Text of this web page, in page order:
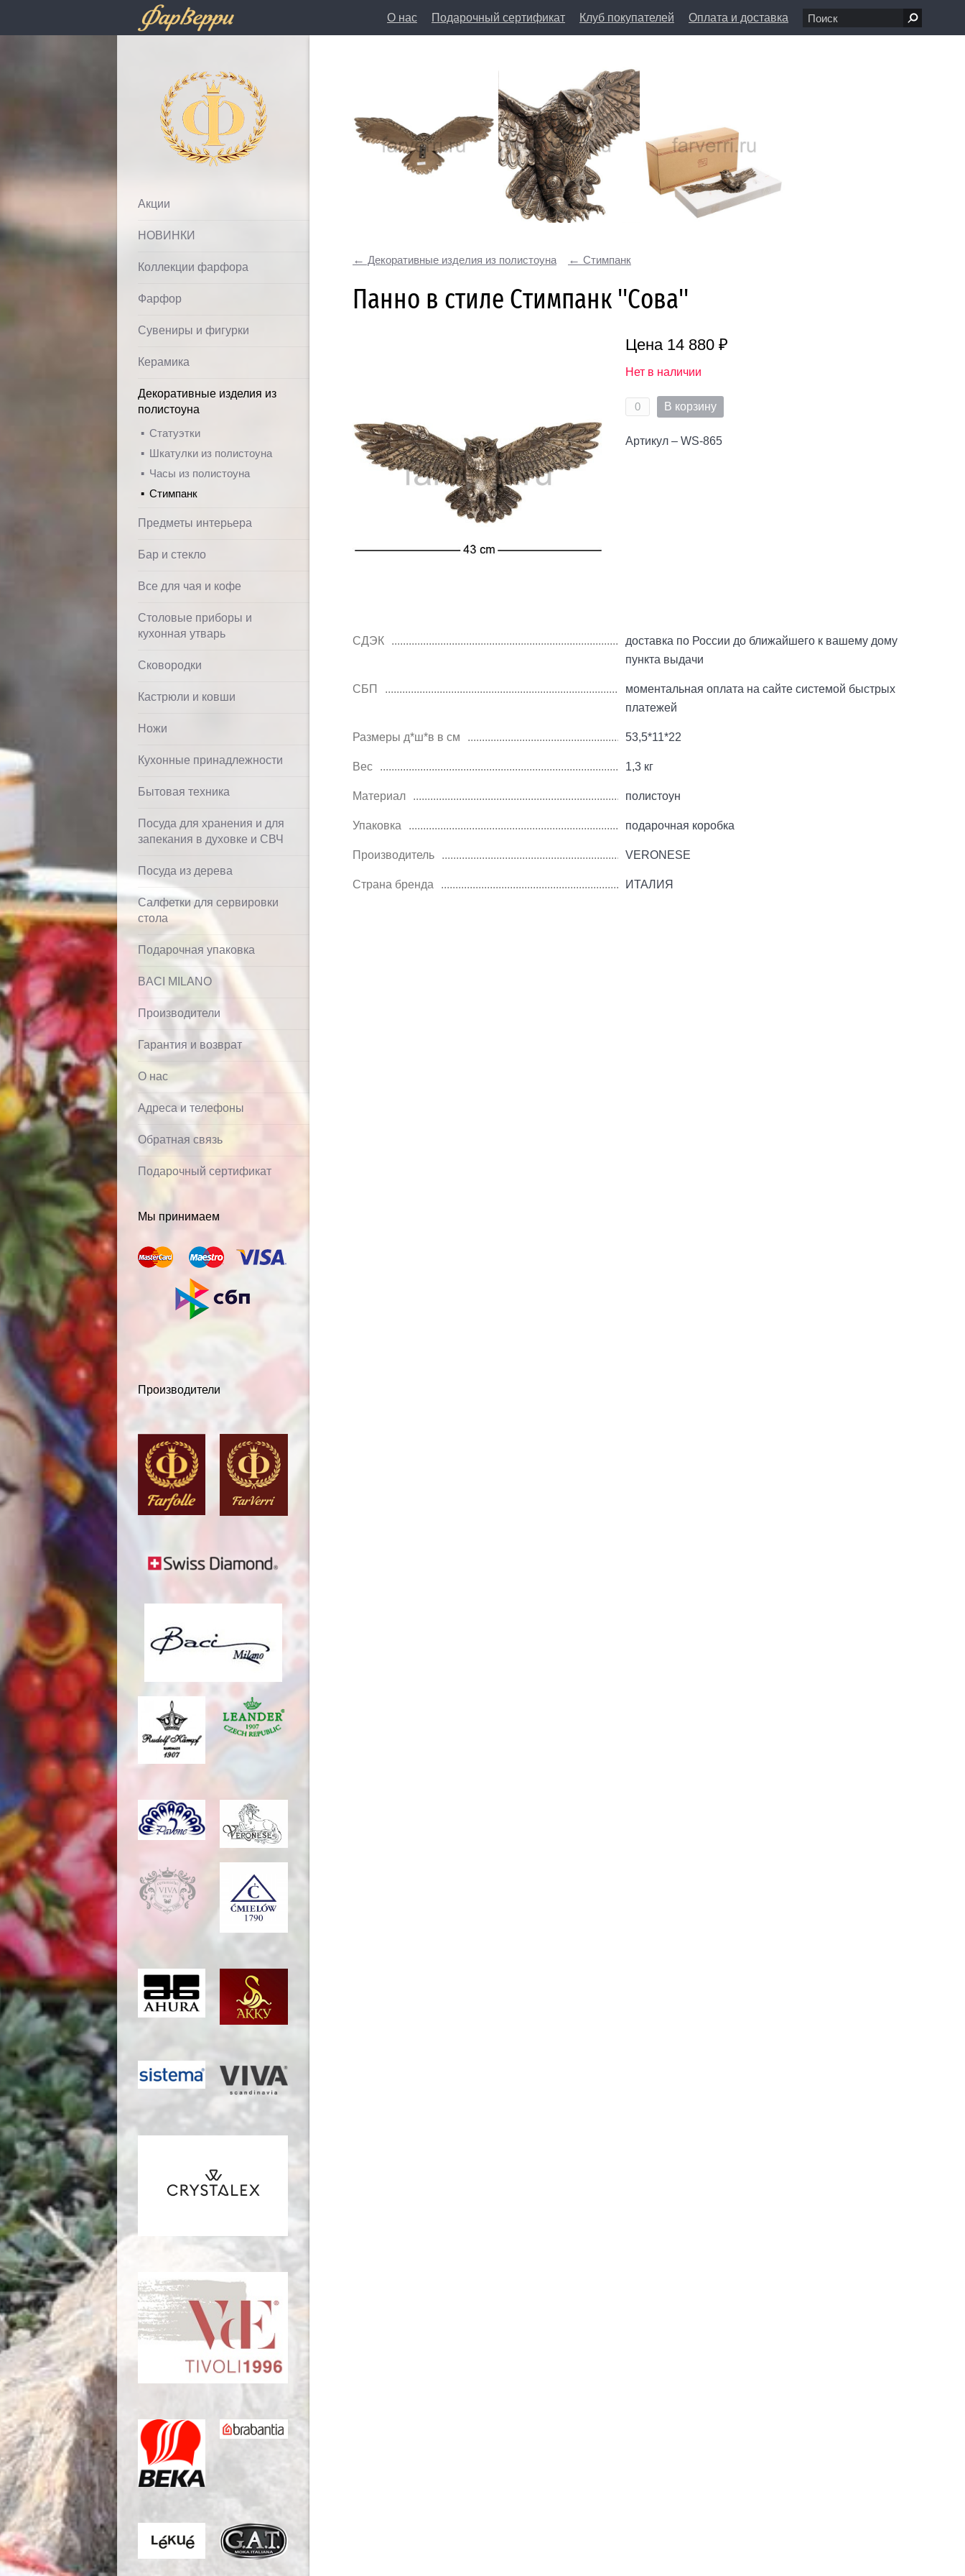
О нас Подарочный сертификат Клуб покупателей Оплата и доставка
197198, Санкт-Петербург, Большая Пушкарская ул., д. 1/8
Фарфолле
Акции
НОВИНКИ
Коллекции фарфора
Фарфор
Сувениры и фигурки
Керамика
Декоративные изделия из
полистоуна
Статуэтки
Шкатулки из полистоуна
Часы из полистоуна
Стимпанк
Предметы интерьера
Бар и стекло
Все для чая и кофе
Столовые приборы и
кухонная утварь
Сковородки
Кастрюли и ковши
Ножи
Кухонные принадлежности
Бытовая техника
Посуда для хранения и для
запекания в духовке и СВЧ
Посуда из дерева
Салфетки для сервировки
стола
Подарочная упаковка
BACI MILANO
Производители
Гарантия и возврат
О нас
Адреса и телефоны
Обратная связь
Подарочный сертификат
Мы принимаем
Производители
Декоративные изделия из полистоуна Стимпанк
Панно в стиле Стимпанк ''Сова''
Цена 14 880 ₽
Нет в наличии
В корзину
Артикул – WS-865
СДЭК
доставка по России до ближайшего к вашему дому
пункта выдачи
СБП
моментальная оплата на сайте системой быстрых
платежей
Размеры д*ш*в в см 53,5*11*22
Вес 1,3 кг
Материал полистоун
Упаковка подарочная коробка
Производитель VERONESE
Страна бренда ИТАЛИЯ